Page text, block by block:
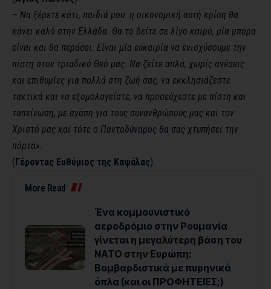
– Να ξέρετε κάτι, παιδιά μου: η οικονομική αυτή κρίση θα
κάνει καλό στην Ελλάδα. Θα το δείτε σε λίγο καιρό, μία μπόρα
είναι και θα περάσει. Είναι μία ευκαιρία να ενισχύσουμε την
πίστη στον τριαδικό Θεό μας. Να ζείτε απλά, χωρίς ανέσεις
και επιθυμίες για πολλά στη ζωή σας, να εκκλησιάζεστε
τακτικά και να εξομολογείστε, να προσεύχεστε με πίστη και
ταπείνωση, με αγάπη για τους συνανθρώπους μας και τον
Χριστό μας και τότε ο Παντοδύναμος θα σας χτυπήσει την
πόρτα».
( Γέροντας Ευθύμιος της Καψάλας)
More Read
Ένα κομμουνιστικό
αεροδρόμιο στην Ρουμανία
γίνεται η μεγαλύτερη βάση του
ΝΑΤΟ στην Ευρώπη:
Βομβαρδιστικά με πυρηνικά
όπλα (και οι ΠΡΟΦΗΤΕΙΕΣ;)